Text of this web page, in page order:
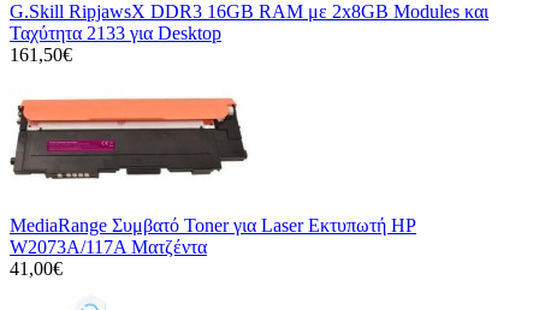
G.Skill RipjawsX DDR3 16GB RAM με 2x8GB Modules και
Ταχύτητα 2133 για Desktop
161,50€
MediaRange Συμβατό Toner για Laser Εκτυπωτή HP
W2073A/117A Ματζέντα
41,00€